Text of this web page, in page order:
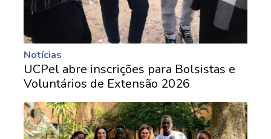
Notícias
UCPel abre inscrições para Bolsistas e
Voluntários de Extensão 2026